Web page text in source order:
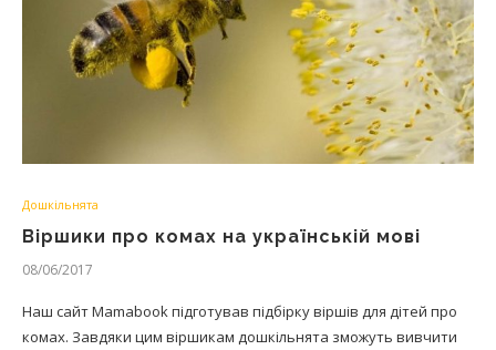
Дошкільнята
Віршики про комах на українській мові
08/06/2017
Наш сайт Mamabook підготував підбірку віршів для дітей про
комах. Завдяки цим віршикам дошкільнята зможуть вивчити